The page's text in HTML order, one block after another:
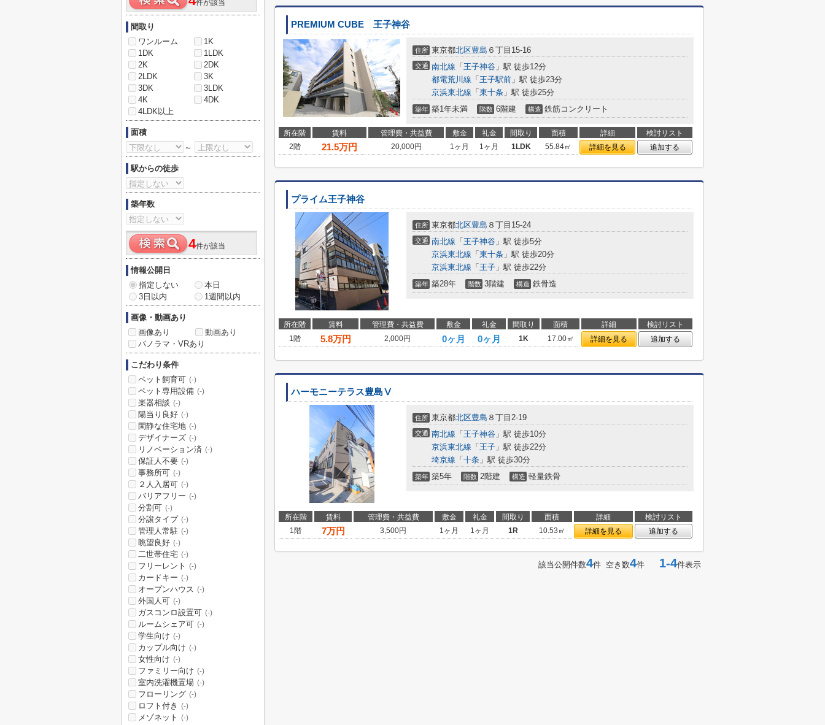
PREMIUM CUBE 王子神谷
住所 東京都北区豊島 ６丁目15-16
交通 南北線 「 王子神谷 」駅 徒歩12分
都電荒川線 「 王子駅前 」駅 徒歩23分
京浜東北線 「 東十条 」駅 徒歩25分
築年 築1年未満 階数 6階建 構造 鉄筋コンクリート
所在階 賃料 管理費・共益費 敷金 礼金 間取り 面積 詳細
検討リスト
2階
21.5万円 20,000円 1ヶ月 1ヶ月 1LDK 55.84㎡ 詳細を見る 追加する
プライム王子神谷
住所 東京都北区豊島 ８丁目15-24
交通 南北線 「 王子神谷 」駅 徒歩5分
京浜東北線 「 東十条 」駅 徒歩20分
京浜東北線 「 王子 」駅 徒歩22分
築年 築28年 階数 3階建 構造 鉄骨造
所在階 賃料 管理費・共益費 敷金 礼金 間取り 面積 詳細
検討リスト
1階
5.8万円 2,000円 0ヶ月 0ヶ月 1K 17.00㎡ 詳細を見る 追加する
ハーモニーテラス豊島Ⅴ
住所 東京都北区豊島 ８丁目2-19
交通 南北線 「 王子神谷 」駅 徒歩10分
京浜東北線 「 王子 」駅 徒歩22分
埼京線 「 十条 」駅 徒歩30分
築年 築5年 階数 2階建 構造 軽量鉄骨
所在階 賃料 管理費・共益費 敷金 礼金 間取り 面積 詳細
検討リスト
1階
7万円 3,500円 1ヶ月 1ヶ月 1R 10.53㎡ 詳細を見る 追加する
該当公開件数4件 空き数4件 1-4件表示
件が該当
間取り
ワンルーム
1K
1DK
1LDK
2K
2DK
2LDK
3K
3DK
3LDK
4K
4DK
4LDK以上
面積
～
駅からの徒歩
築年数
4件が該当
情報公開日
指定しない
本日
3日以内
1週間以内
画像・動画あり
画像あり
動画あり
パノラマ・VRあり
こだわり条件
ペット飼育可 (-)
ペット専用設備 (-)
楽器相談 (-)
陽当り良好 (-)
閑静な住宅地 (-)
デザイナーズ (-)
リノベーション済 (-)
保証人不要 (-)
事務所可 (-)
２人入居可 (-)
バリアフリー (-)
分割可 (-)
分譲タイプ (-)
管理人常駐 (-)
眺望良好 (-)
二世帯住宅 (-)
フリーレント (-)
カードキー (-)
オープンハウス (-)
外国人可 (-)
ガスコンロ設置可 (-)
ルームシェア可 (-)
学生向け (-)
カップル向け (-)
女性向け (-)
ファミリー向け (-)
室内洗濯機置場 (-)
フローリング (-)
ロフト付き (-)
メゾネット (-)